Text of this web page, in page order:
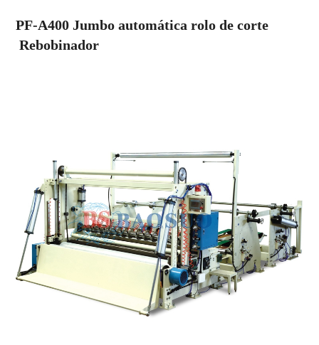
PF-A400 Jumbo automática rolode corte
Rebobinador